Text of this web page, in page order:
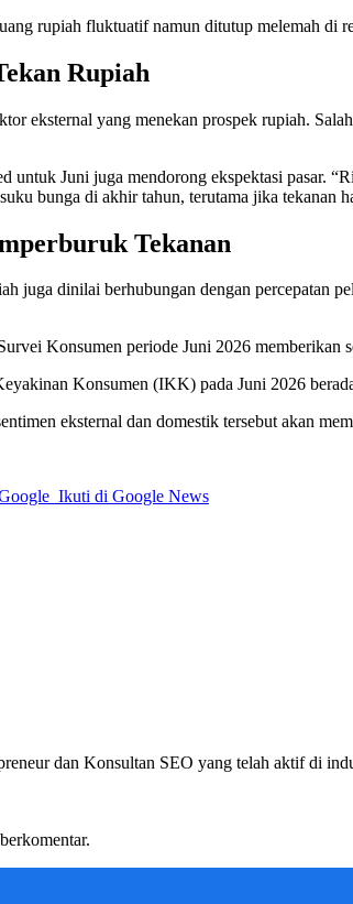
rupiah fluktuatif namun ditutup melemah
Rupiah
eksternal yang menekan prospek rupiah.
untuk Juni juga mendorong ekspektasi pasar.
bunga di akhir tahun, terutama jika tekanan
Tekanan
juga dinilai berhubungan dengan percepatan
Konsumen periode Juni 2026
Konsumen (IKK) pada Juni 2026
eksternal dan domestik tersebut akan
Ikuti di Google News
dan Konsultan SEO yang telah aktif di